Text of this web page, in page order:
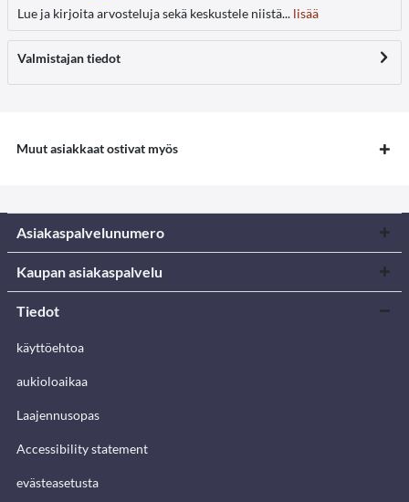
Lue ja kirjoita arvosteluja sekä keskustele niistä... lisää
Valmistajan tiedot
Muut asiakkaat ostivat myös
Asiakaspalvelunumero
Kaupan asiakaspalvelu
Tiedot
käyttöehtoa
aukioloaikaa
Laajennusopas
Accessibility statement
evästeasetusta